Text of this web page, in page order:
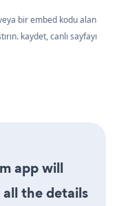
bir embed kodu alan
kaydet, canlı sayfayı
app will
the details